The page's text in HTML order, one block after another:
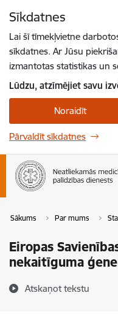
Sīkdatnes
Lai šī tīmekļvietne
sīkdatnes. Ar Jūsu
izmantotas statistikas un
Lūdzu, atzīmējiet savu
Noraidīt
Pārvaldīt sīkdatnes
Sākums Par mums
Eiropas
nekaitīguma
Atskaņot tekstu